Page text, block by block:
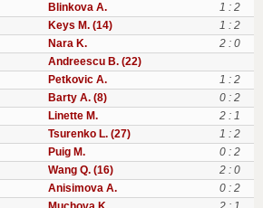
Blinkova A.
1 : 2
Keys M. (14)
1 : 2
Nara K.
2 : 0
Andreescu B. (22)
Petkovic A.
1 : 2
Barty A. (8)
0 : 2
Linette M.
2 : 1
Tsurenko L. (27)
1 : 2
Puig M.
0 : 2
Wang Q. (16)
2 : 0
Anisimova A.
0 : 2